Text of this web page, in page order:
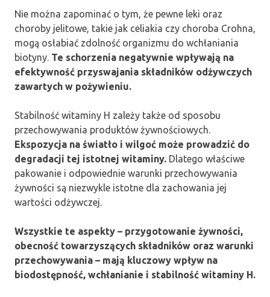
Nie można zapominać o tym, że pewne leki oraz
choroby jelitowe, takie jak celiakia czy choroba Crohna,
mogą osłabiać zdolność organizmu do wchłaniania
biotyny. Te schorzenia negatywnie wpływają na
efektywność przyswajania składników odżywczych
zawartych w pożywieniu.
Stabilność witaminy H zależy także od sposobu
przechowywania produktów żywnościowych.
Ekspozycja na światło i wilgoć może prowadzić do
degradacji tej istotnej witaminy. Dlatego właściwe
pakowanie i odpowiednie warunki przechowywania
żywności są niezwykle istotne dla zachowania jej
wartości odżywczej.
Wszystkie te aspekty – przygotowanie żywności,
obecność towarzyszących składników oraz warunki
przechowywania – mają kluczowy wpływ na
biodostępność, wchłanianie i stabilność witaminy H.